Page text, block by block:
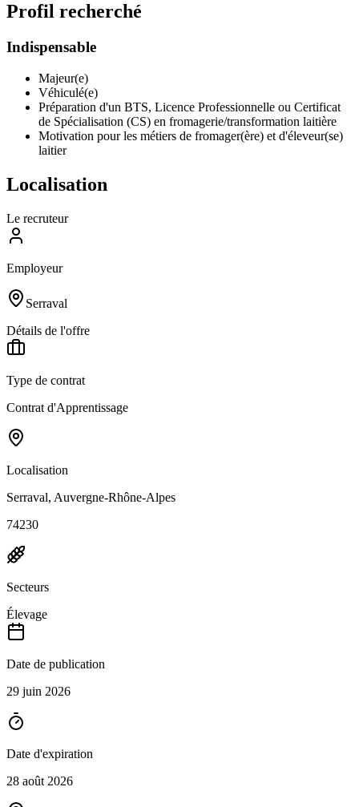
Profil recherché
Indispensable
Majeur(e)
Véhiculé(e)
Préparation d'un BTS, Licence Professionnelle ou Certificat
de Spécialisation (CS) en fromagerie/transformation laitière
Motivation pour les métiers de fromager(ère) et d'éleveur(se)
laitier
Localisation
Le recruteur
Employeur
Serraval
Détails de l'offre
Type de contrat
Contrat d'Apprentissage
Localisation
Serraval, Auvergne-Rhône-Alpes
74230
Secteurs
Élevage
Date de publication
29 juin 2026
Date d'expiration
28 août 2026